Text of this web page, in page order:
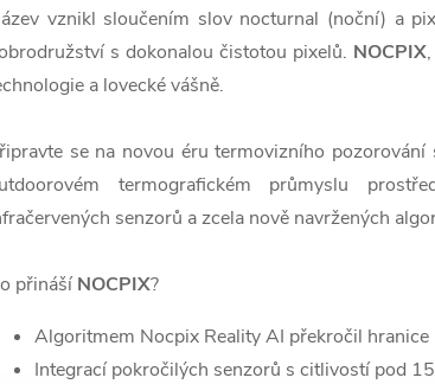
vznikl sloučením slov nocturnal (noční) a
s dokonalou čistotou pixelů. NOCPIX
a lovecké vášně.
se na novou éru termovizního pozorování
termografickém průmyslu
senzorů a zcela nově navržených
přináší NOCPIX?
Algoritmem Nocpix Reality AI překročil
Integrací pokročilých senzorů s citlivostí pod